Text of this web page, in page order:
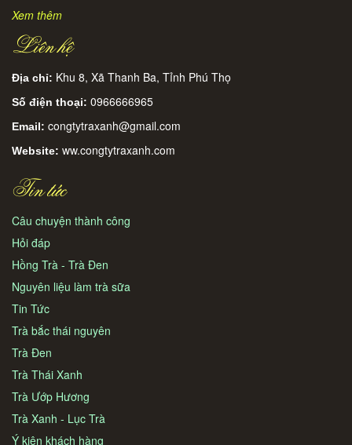
Xem thêm
Liên hệ
Địa chỉ: Khu 8, Xã Thanh Ba, Tỉnh Phú Thọ
Số điện thoại: 0966666965
Email: congtytraxanh@gmail.com
Website: ww.congtytraxanh.com
Tin tức
Câu chuyện thành công
Hỏi đáp
Hồng Trà - Trà Đen
Nguyên liệu làm trà sữa
Tin Tức
Trà bắc thái nguyên
Trà Đen
Trà Thái Xanh
Trà Ướp Hương
Trà Xanh - Lục Trà
Ý kiên khách hàng